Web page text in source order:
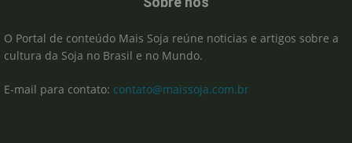
O Portal de conteúdo Mais Soja reúne noticias e artigos sobre a
cultura da Soja no Brasil e no Mundo.
E-mail para contato: contato@maissoja.com.br